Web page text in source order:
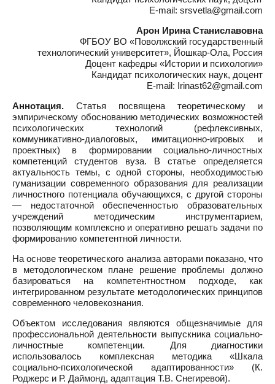
E-mail: srsvetla@gmail.com
Арон Ирина Станиславовна
ФГБОУ ВО «Поволжский государственный
технологический университет», Йошкар-Ола, Россия
Доцент кафедры «Истории и психологии»
Кандидат психологических наук, доцент
E-mail: Irinast62@gmail.com
Аннотация. Статья посвящена теоретическому и
эмпирическому обоснованию методических возможностей
психологических технологий (рефлексивных,
коммуникативно-диалоговых, имитационно-игровых и
проектных) в формировании социально-личностных
компетенций студентов вуза. В статье определяется
актуальность темы, с одной стороны, необходимостью
гуманизации современного образования для реализации
личностного потенциала обучающихся, с другой стороны
— недостаточной обеспеченностью образовательных
учреждений методическим инструментарием,
позволяющим комплексно и оперативно решать задачи по
формированию компетентной личности.
На основе теоретического анализа авторами показано, что
в методологическом плане решение проблемы должно
базироваться на компетентностном подходе, как
интегрированном результате методологических принципов
современного человекознания.
Объектом исследования являются общезначимые для
профессиональной деятельности выпускника социально-
личностные компетенции. Для диагностики
использовалось комплексная методика «Шкала
социально-психологической адаптированности» (К.
Роджерс и Р. Даймонд, адаптация Т.В. Снегиревой).